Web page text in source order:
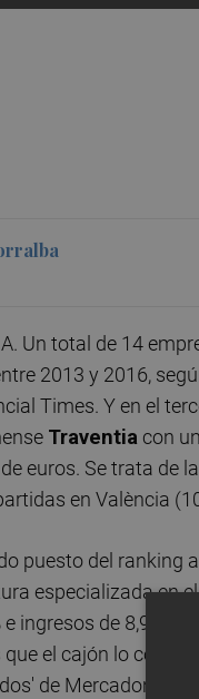
Un total de 14
2013 y 2016,
Times. Y en el
Traventia con
euros. Se trata de
en València
puesto del ranking
especializada en
e ingresos de 8,90
que el cajón lo
de Mercadona